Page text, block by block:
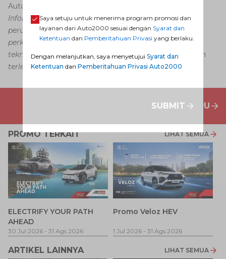
Auto2000 Digiroom
Informasi dalam konten artikel ini dapat mengalami
perubahan dan perbedaan, menyesuaikan dengan
perkembangan, situasi, strategi bisnis, kemajuan
teknologi dan kebijakan tertentu tanpa pemberitahuan
terlebih dahulu.
PENAWARAN MOBIL BARU
PROMO TERKAIT LIHAT SEMUA
ELECTRIFY YOUR PATH
AHEAD
30 Jul 2026 - 31 Ags 2026
Promo Veloz HEV
1 Jul 2026 - 31 Ags 2026
ARTIKEL LAINNYA LIHAT SEMUA
Saya setuju untuk menerima program promosi dan
layanan dari Auto2000 sesuai dengan Syarat dan
Ketentuan dan Pemberitahuan Privasi yang berlaku.
Dengan melanjutkan, saya menyetujui Syarat dan
Ketentuan dan Pemberitahuan Privasi Auto2000
SUBMIT